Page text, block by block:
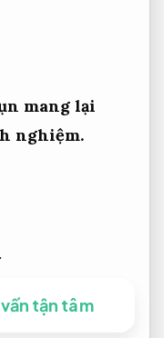
mang lại
nghiệm.
tận tâm